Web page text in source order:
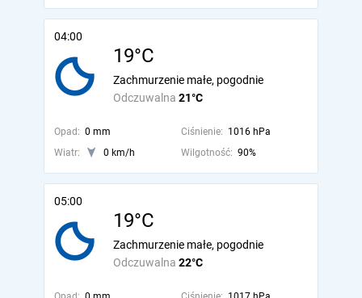
04:00
19°C
Odczuwalna 21°C
Zachmurzenie małe, pogodnie
Opad: 0 mm Ciśnienie: 1016 hPa
Wiatr:
0 km/h Wilgotność: 90%
05:00
19°C
Odczuwalna 22°C
Zachmurzenie małe, pogodnie